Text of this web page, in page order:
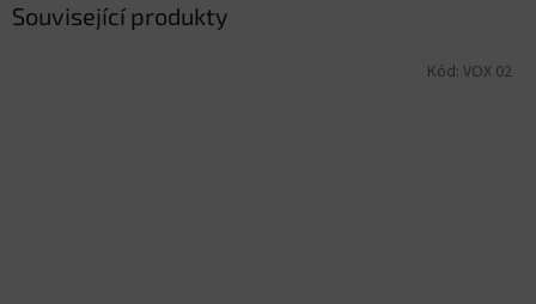
Související produkty
Kód: VOX 02